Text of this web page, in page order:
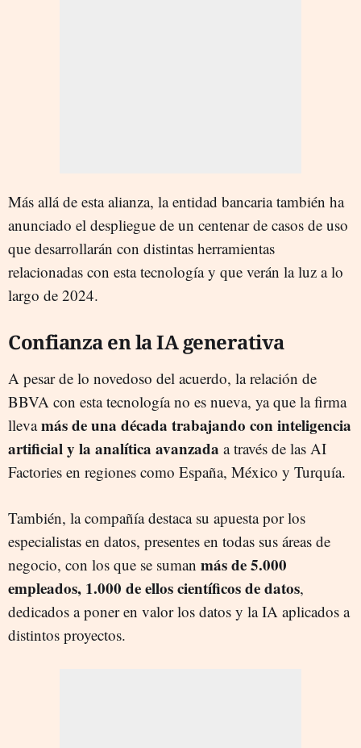
Más allá de esta alianza, la entidad bancaria también ha
anunciado el despliegue de un centenar de casos de uso
que desarrollarán con distintas herramientas
relacionadas con esta tecnología y que verán la luz a lo
largo de 2024.
Confianza en la IA generativa
A pesar de lo novedoso del acuerdo, la relación de
BBVA con esta tecnología no es nueva, ya que la firma
llevamás de una década trabajando con inteligencia
artificial y la analítica avanzada a través de las AI
Factories en regiones como España, México y Turquía.
También, la compañía destaca su apuesta por los
especialistas en datos, presentes en todas sus áreas de
negocio, con los que se suman más de 5.000
empleados, 1.000 de ellos científicos de datos,
dedicados a poner en valor los datos y la IA aplicados a
distintos proyectos.